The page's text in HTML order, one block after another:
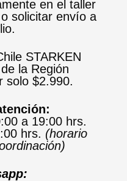
en el taller
solicitar envío a
STARKEN
la Región
solo $2.990.
a 19:00 hrs.
hrs. (horario